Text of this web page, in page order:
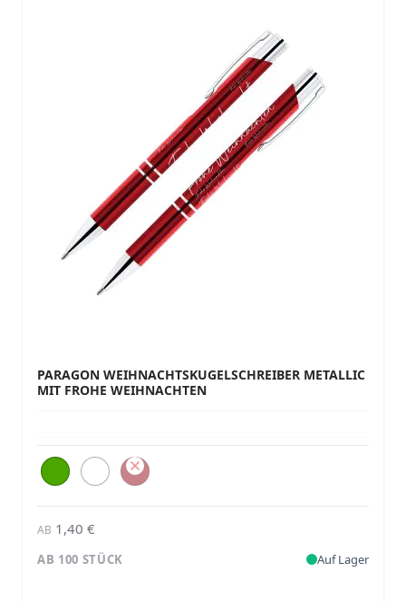
PARAGON WEIHNACHTSKUGELSCHREIBER METALLIC
MIT FROHE WEIHNACHTEN
AB 1,40 €
AB 100 STÜCK Auf Lager